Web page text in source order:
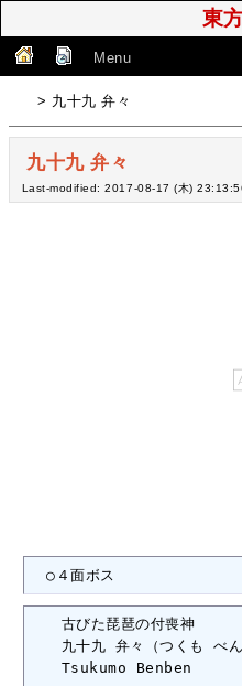
東
Menu
> 九十九 弁々
九十九 弁々
Last-modified: 2017-08-17 (木)
○４面ボス
古びた琵琶の付喪神
九十九 弁々（つくも べん
Tsukumo Benben